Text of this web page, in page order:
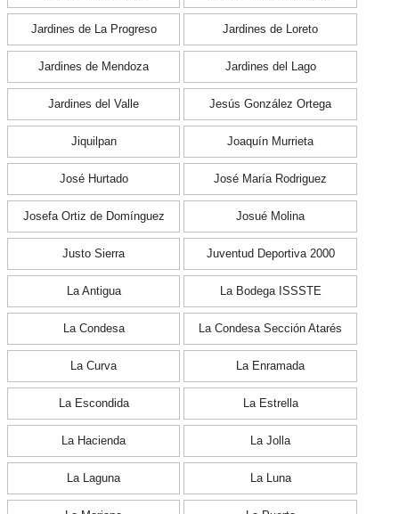
Jardines de La Progreso Jardines de Loreto
Jardines de Mendoza Jardines del Lago
Jardines del Valle Jesús González Ortega
Jiquilpan Joaquín Murrieta
José Hurtado José María Rodriguez
Josefa Ortiz de Domínguez Josué Molina
Justo Sierra Juventud Deportiva 2000
La Antigua La Bodega ISSSTE
La Condesa La Condesa Sección Atarés
La Curva La Enramada
La Escondida La Estrella
La Hacienda La Jolla
La Laguna La Luna